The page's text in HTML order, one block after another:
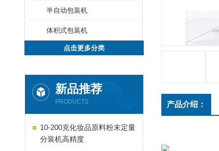
半自动包装机
体积式包装机
点击更多分类
新品推荐
PRODUCTS
10-200克化妆品原料粉末定量
分装机高精度
产品介绍：